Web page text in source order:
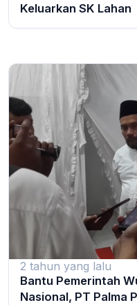
Keluarkan SK Lahan
2 tahun yang lalu
Bantu Pemerintah
Nasional, PT Palma